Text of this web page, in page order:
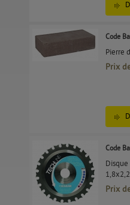
Code
Pierre
Prix
Code
Prix